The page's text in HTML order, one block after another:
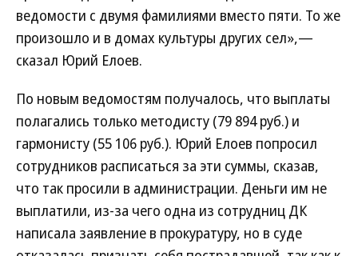
ведомости с двумя фамилиями вместо пяти. То же
произошло и в домах культуры других сел»,—
сказал Юрий Елоев.
По новым ведомостям получалось, что выплаты
полагались только методисту (79 894 руб.) и
гармонисту (55 106 руб.). Юрий Елоев попросил
сотрудников расписаться за эти суммы, сказав,
что так просили в администрации. Деньги им не
выплатили, из-за чего одна из сотрудниц ДК
написала заявление в прокуратуру, но в суде